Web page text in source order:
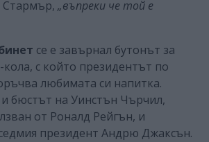
Стармър, „въпреки че той е
се е завърнал бутонът за
с който президентът по
любимата си напитка.
бюстът на Уинстън Чърчил,
от Роналд Рейгън, и
президент Андрю Джаксън.